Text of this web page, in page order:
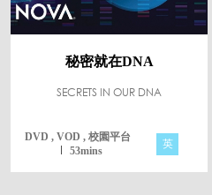
秘密就在DNA
SECRETS IN OUR DNA
DVD , VOD , 校園平台
53mins
英